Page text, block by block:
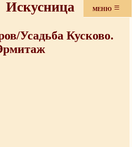
Искусница МЕНЮ ≡
Усадьба Кусково.